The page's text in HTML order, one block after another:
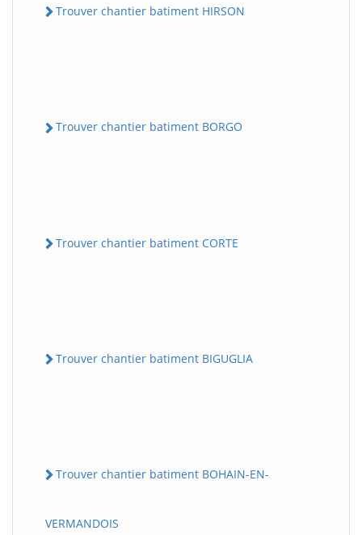
Trouver chantier batiment HIRSON
Trouver chantier batiment BORGO
Trouver chantier batiment CORTE
Trouver chantier batiment BIGUGLIA
Trouver chantier batiment BOHAIN-EN-
VERMANDOIS